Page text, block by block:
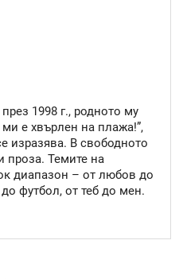
1998 г., родното му
е хвърлен на плажа!”,
изразява. В свободното
проза. Темите на
диапазон – от любов до
футбол, от теб до мен.